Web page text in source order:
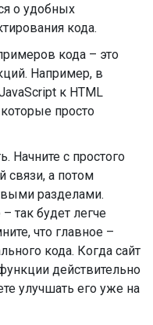
о удобных
кода.
кода – это
Например, в
к HTML
просто
Начните с простого
связи, а потом
разделами.
так будет легче
что главное –
кода. Когда сайт
действительно
улучшать его уже на